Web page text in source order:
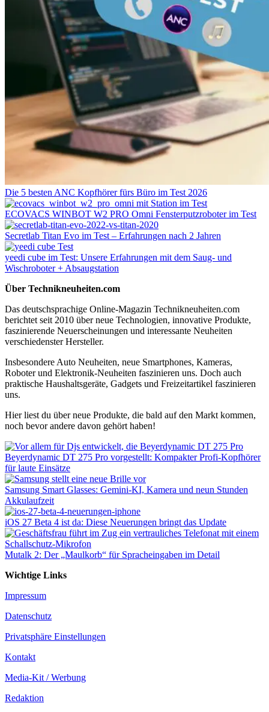
Die 5 besten ANC Kopfhörer fürs Büro im Test 2026
ECOVACS WINBOT W2 PRO Omni Fensterputzroboter im Test
Secretlab Titan Evo im Test – Erfahrungen nach 2 Jahren
yeedi cube im Test: Unsere Erfahrungen mit dem Saug- und
Wischroboter + Absaugstation
Über Technikneuheiten.com
Das deutschsprachige Online-Magazin Technikneuheiten.com
berichtet seit 2010 über neue Technologien, innovative Produkte,
faszinierende Neuerscheinungen und interessante Neuheiten
verschiedenster Hersteller.
Insbesondere Auto Neuheiten, neue Smartphones, Kameras,
Roboter und Elektronik-Neuheiten faszinieren uns. Doch auch
praktische Haushaltsgeräte, Gadgets und Freizeitartikel faszinieren
uns.
Hier liest du über neue Produkte, die bald auf den Markt kommen,
noch bevor andere davon gehört haben!
Beyerdynamic DT 275 Pro vorgestellt: Kompakter Profi-Kopfhörer
für laute Einsätze
Samsung Smart Glasses: Gemini-KI, Kamera und neun Stunden
Akkulaufzeit
iOS 27 Beta 4 ist da: Diese Neuerungen bringt das Update
Mutalk 2: Der „Maulkorb“ für Spracheingaben im Detail
Wichtige Links
Impressum
Datenschutz
Privatsphäre Einstellungen
Kontakt
Media-Kit / Werbung
Redaktion